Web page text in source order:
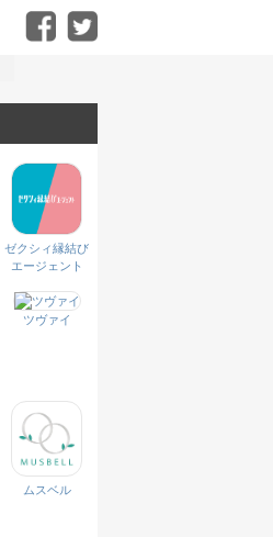
ゼクシィ縁結び
エージェント
ツヴァイ
ムスベル